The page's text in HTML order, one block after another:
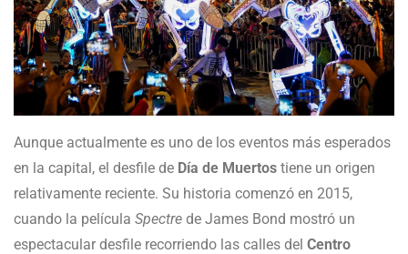
Aunque actualmente es uno de los eventos más esperados
en la capital, el desfile de Día de Muertos tiene un origen
relativamente reciente. Su historia comenzó en 2015,
cuando la película Spectre de James Bond mostró un
espectacular desfile recorriendo las calles del Centro